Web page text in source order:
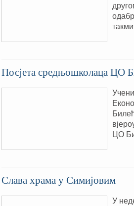
Посјета средњошколаца ЦО
ЦО
Слава храма у Симијовим
У